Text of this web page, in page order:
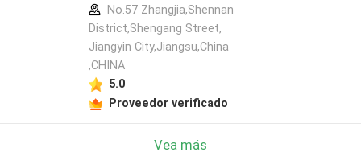
del fabricante
No.57 Zhangjia,Shennan
District,Shengang Street,
Jiangyin City,Jiangsu,China
,CHINA
5.0
Proveedor verificado
Vea más